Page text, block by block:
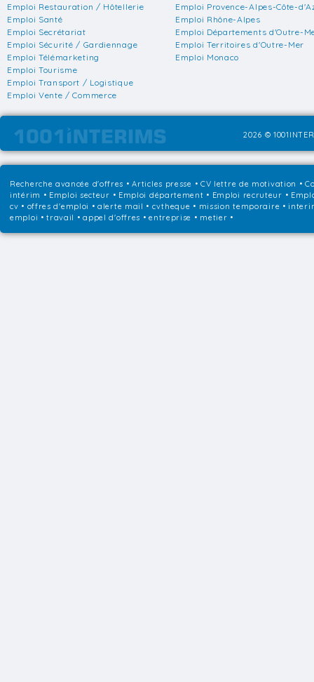
Emploi Restauration / Hôtellerie
Emploi Santé
Emploi Secrétariat
Emploi Sécurité / Gardiennage
Emploi Télémarketing
Emploi Tourisme
Emploi Transport / Logistique
Emploi Vente / Commerce
Emploi Provence-Alpes-Côte-
Emploi Rhône-Alpes
Emploi Départements d'Outre-
Emploi Territoires d'Outre-Mer
Emploi Monaco
2026 ©
Recherche avancée d'offres •Articles presse • CV lettre de motivation •
intérim • Emploi secteur • Emploi département • Emploi recruteur •
cv • offres d'emploi • alerte mail • cvtheque • mission temporaire •
emploi • travail • appel d'offres • entreprise • metier •